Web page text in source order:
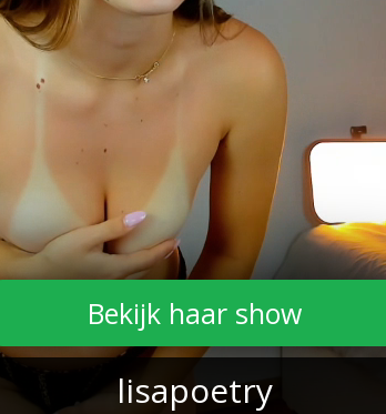
lisapoetry
Bekijk haar show